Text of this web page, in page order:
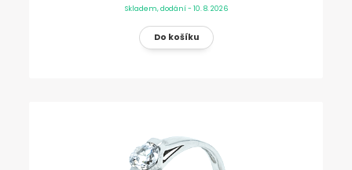
Skladem, dodání - 10. 8. 2026